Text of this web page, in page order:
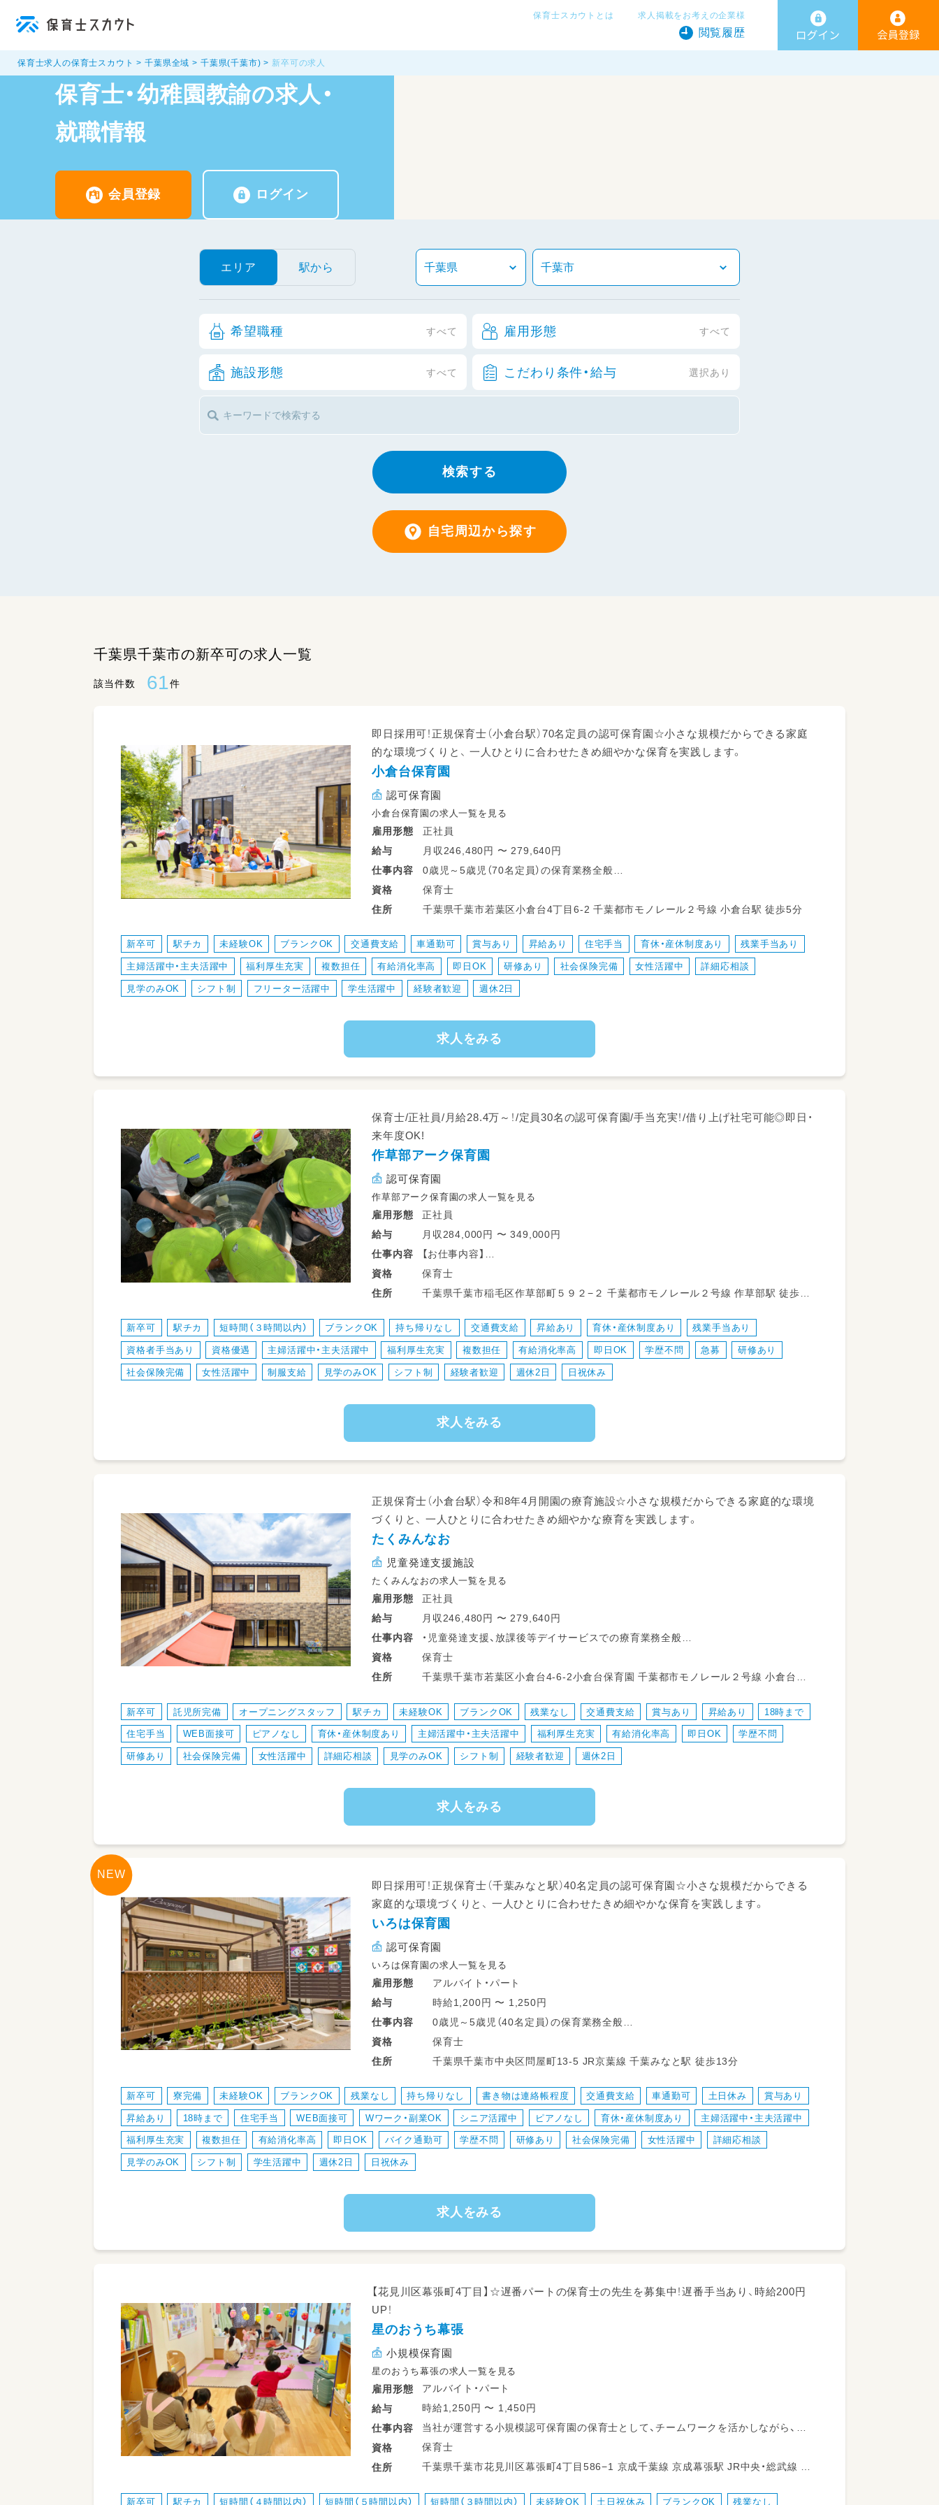
保育士スカウトとは 求人掲載をお考えの企業様
閲覧履歴
保育士求人の保育士スカウト 千葉県全域 千葉県(千葉市) 新卒可の求人
保育士・幼稚園教諭の求人・
就職情報
会員登録 ログイン
エリア 駅から
希望職種 すべて 雇用形態 すべて
施設形態 すべて こだわり条件・給与 選択あり
検索する
自宅周辺から探す
千葉県千葉市の新卒可の求人一覧
該当件数 61件
即日採用可！正規保育士（小倉台駅）70名定員の認可保育園☆小さな規模だからできる家庭
的な環境づくりと、 一人ひとりに合わせたきめ細やかな保育を実践します。
小倉台保育園
認可保育園
小倉台保育園の求人一覧を見る
雇用形態
正社員
給与
月収246,480円 〜 279,640円
仕事内容
0歳児～5歳児（70名定員）の保育業務全般
・食事や着替えなどのサポート
・保護者様とのコミュニケーション
業務の変更範囲：なし
転勤：あり（千葉市内）
資格
保育士
住所
千葉県千葉市若葉区小倉台4丁目6-2 千葉都市モノレール２号線 小倉台駅 徒歩5分
新卒可 駅チカ 未経験OK ブランクOK 交通費支給 車通勤可 賞与あり 昇給あり 住宅手当 育休・産休制度あり 残業手当あり
主婦活躍中・主夫活躍中 福利厚生充実 複数担任 有給消化率高 即日OK 研修あり 社会保険完備 女性活躍中 詳細応相談
見学のみOK シフト制 フリーター活躍中 学生活躍中 経験者歓迎 週休2日
求人をみる
保育士/正社員/月給28.4万～！/定員30名の認可保育園/手当充実！/借り上げ社宅可能◎即日・
来年度OK!
作草部アーク保育園
認可保育園
作草部アーク保育園の求人一覧を見る
雇用形態
正社員
給与
月収284,000円 〜 349,000円
仕事内容
【お仕事内容】
●保育業務全般お願いしています！
・園児の日常生活支援全般（食事介助やオムツ交換等）、書類作成や行事計画等の保育
●ブランクありや未経験でも丁寧にフォローしますのでご安心下さい♪
●“手ぶら登園”やってます。
●全員保育をモットーに、お子さんの小さな「できた！」に共感しつつ、スタッフ全員で
育みを共有しています♪
資格
保育士
住所
千葉県千葉市稲毛区作草部町５９２−２ 千葉都市モノレール２号線 作草部駅 徒歩５
新卒可 駅チカ 短時間（３時間以内） ブランクOK 持ち帰りなし 交通費支給 昇給あり 育休・産休制度あり 残業手当あり
資格者手当あり 資格優遇 主婦活躍中・主夫活躍中 福利厚生充実 複数担任 有給消化率高 即日OK 学歴不問 急募 研修あり
社会保険完備 女性活躍中 制服支給 見学のみOK シフト制 経験者歓迎 週休2日 日祝休み
求人をみる
正規保育士（小倉台駅）令和8年4月開園の療育施設☆小さな規模だからできる家庭的な環境
づくりと、 一人ひとりに合わせたきめ細やかな療育を実践します。
たくみんなお
児童発達支援施設
たくみんなおの求人一覧を見る
雇用形態
正社員
給与
月収246,480円 〜 279,640円
仕事内容
・児童発達支援、放課後等デイサービスでの療育業務全般
・保護者様とのコミュニケーション
・療育の予約がない際は、小倉台保育園の保育サポートに入っていただく場合がござ
業務変更：なし
就業場所の変更：なし
資格
保育士
住所
千葉県千葉市若葉区小倉台4-6-2小倉台保育園 千葉都市モノレール２号線 小倉台駅
新卒可 託児所完備 オープニングスタッフ 駅チカ 未経験OK ブランクOK 残業なし 交通費支給 賞与あり 昇給あり 18時まで
住宅手当 WEB面接可 ピアノなし 育休・産休制度あり 主婦活躍中・主夫活躍中 福利厚生充実 有給消化率高 即日OK 学歴不問
研修あり 社会保険完備 女性活躍中 詳細応相談 見学のみOK シフト制 経験者歓迎 週休2日
求人をみる
即日採用可！正規保育士（千葉みなと駅）40名定員の認可保育園☆小さな規模だからできる
家庭的な環境づくりと、 一人ひとりに合わせたきめ細やかな保育を実践します。
いろは保育園
認可保育園
いろは保育園の求人一覧を見る
雇用形態
アルバイト・パート
給与
時給1,200円 〜 1,250円
仕事内容
0歳児～5歳児（40名定員）の保育業務全般
・食事や着替えなどのサポート
・保護者様とのコミュニケーション
業務の変更範囲：なし
転勤：あり（千葉市内）
資格
保育士
住所
千葉県千葉市中央区問屋町13-5 JR京葉線 千葉みなと駅 徒歩13分
新卒可 寮完備 未経験OK ブランクOK 残業なし 持ち帰りなし 書き物は連絡帳程度 交通費支給 車通勤可 土日休み 賞与あり
昇給あり 18時まで 住宅手当 WEB面接可 Wワーク・副業OK シニア活躍中 ピアノなし 育休・産休制度あり 主婦活躍中・主夫活躍中
福利厚生充実 複数担任 有給消化率高 即日OK バイク通勤可 学歴不問 研修あり 社会保険完備 女性活躍中 詳細応相談
見学のみOK シフト制 学生活躍中 週休2日 日祝休み
求人をみる
【花見川区幕張町4丁目】☆遅番パートの保育士の先生を募集中！遅番手当あり、時給200円
UP！
星のおうち幕張
小規模保育園
星のおうち幕張の求人一覧を見る
雇用形態
アルバイト・パート
給与
時給1,250円 〜 1,450円
仕事内容
当社が運営する小規模認可保育園の保育士として、チームワークを活かしながら、子
どもたち一人ひとりと向き合える保育を手がけていただきます。
＜少人数ならではの保育に携われます＞
施設の定員は11名で、午睡が終わり、3時のオヤツをみんなで食べ、保護者のお迎えを
資格
保育士
住所
千葉県千葉市花見川区幕張町4丁目586−1 京成千葉線 京成幕張駅 JR中央・総武線 幕
新卒可 駅チカ 短時間（４時間以内） 短時間（５時間以内） 短時間（３時間以内） 未経験OK 土日祝休み ブランクOK 残業なし